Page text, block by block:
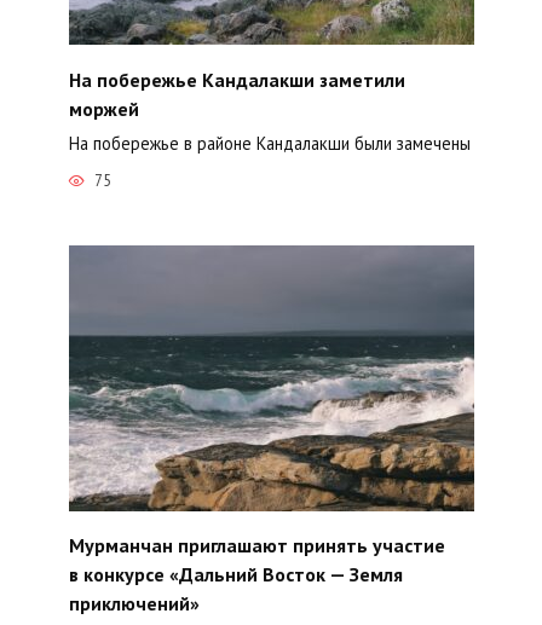
На побережье Кандалакши заметили
моржей
На побережье в районе Кандалакши были замечены
75
Мурманчан приглашают принять участие
в конкурсе «Дальний Восток — Земля
приключений»